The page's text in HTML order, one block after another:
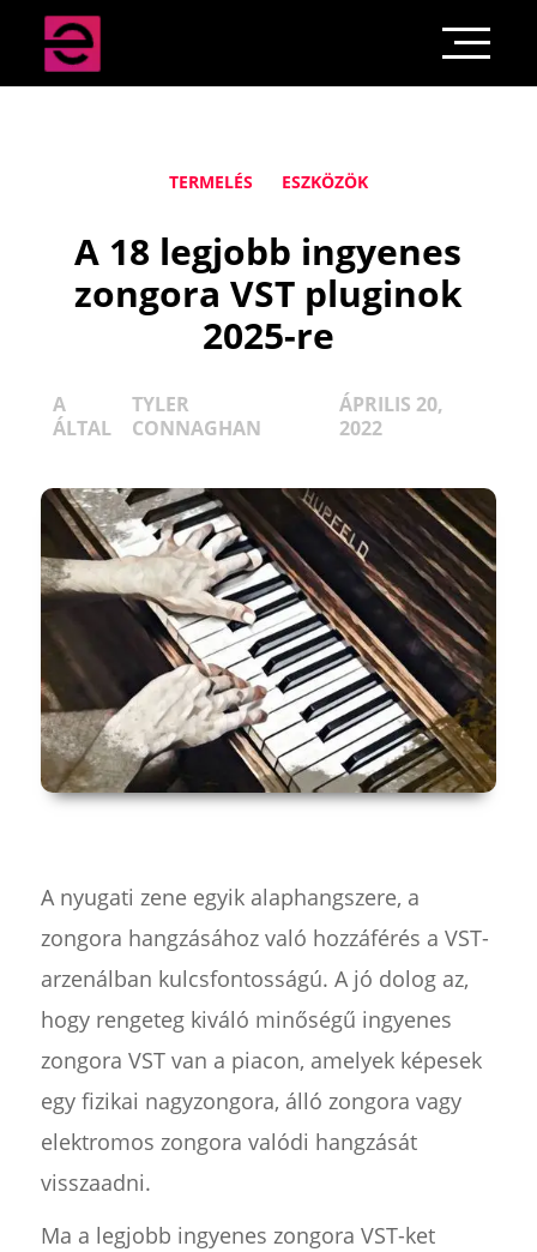
TERMELÉS ESZKÖZÖK
A 18 legjobb ingyenes
zongora VST pluginok
2025-re
A
ÁLTAL
TYLER
CONNAGHAN
ÁPRILIS 20,
2022
A nyugati zene egyik alaphangszere, a
zongora hangzásához való hozzáférés a VST-
arzenálban kulcsfontosságú. A jó dolog az,
hogy rengeteg kiváló minőségű ingyenes
zongora VST van a piacon, amelyek képesek
egy fizikai nagyzongora, álló zongora vagy
elektromos zongora valódi hangzását
visszaadni.
Ma a legjobb ingyenes zongora VST-ket